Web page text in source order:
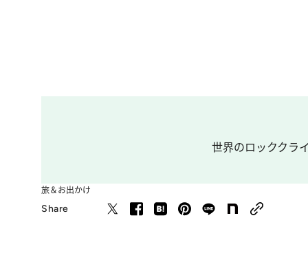
世界のロッククラ
旅＆お出かけ
Share